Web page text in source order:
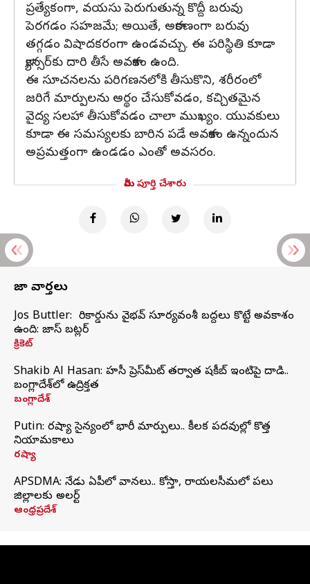
ప్రత్యేకంగా, వయసు పెరుగుతున్న కొద్దీ బరువు
పెరగడం సహజమే; అయితే, అకారణంగా బరువు
తగ్గడం విషాదకరంగా ఉండవచ్చు. ఈ పరిస్థితి కూడా
క్యాన్సర్‌కు దారి తీసే అవకాశం ఉంది.
ఈ సూచనలను పరిగణనలోకి తీసుకొని, శరీరంలో
జరిగే మార్పులను అర్థం చేసుకోవడం, కచ్చితమైన
వైద్య సలహా తీసుకోవడం చాలా ముఖ్యం. యువకులు
కూడా ఈ సమస్యలకు బారిన పడే అవకాశం ఉన్నందున
అప్రమత్తంగా ఉండడం ఎంతో అవసరం.
మీరు పూర్తి చేశారు
తాజా వార్తలు
Jos Buttler: నా రికార్డును వైభవ్ సూర్యవంశీ బద్దలు కొట్టే అవకాశం
ఉంది: జాస్ బట్లర్
క్రికెట్
Shakib Al Hasan: హసీనా ప్రెస్‌మీట్‌ తర్వాత షకీబ్‌ ఇంటిపై దాడి..
బంగ్లాదేశ్‌లో ఉద్రిక్తత
బంగ్లాదేశ్
Putin: రష్యా సైన్యంలో భారీ మార్పులు.. కీలక పదవుల్లో కొత్త
నియామకాలు
రష్యా
APSDMA: నేడు ఏపీలో వానలు.. కోస్తా, రాయలసీమలో పలు
జిల్లాలకు అలర్ట్
ఆంధ్రప్రదేశ్